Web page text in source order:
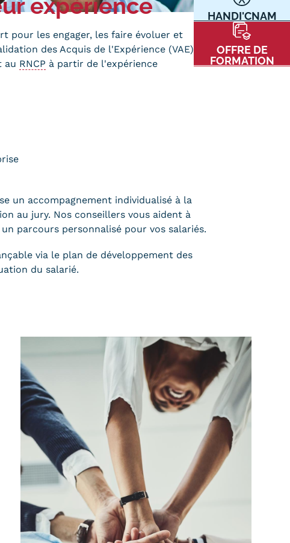
HANDI'CNAM
OFFRE DE
FORMATION
et
Kits communications Cnam
Prospect
Fiche contact salons, forums,
ESPACE PRESSE/MÉDIAS CARTE INTERACTIVE DES CENTRES
expérience
pour les engager, les faire évoluer et
des Acquis de l'Expérience (VAE)
au RNCP à partir de l'expérience
un accompagnement individualisé à la
au jury. Nos conseillers vous aident à
parcours personnalisé pour vos salariés.
via le plan de développement des
du salarié.